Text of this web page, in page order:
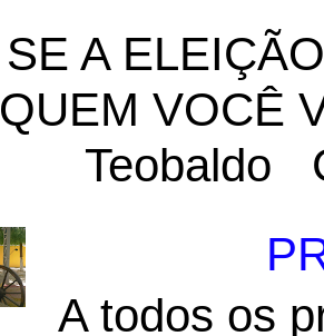
SE A
QUEM VOCÊ
Teobaldo
A todos os